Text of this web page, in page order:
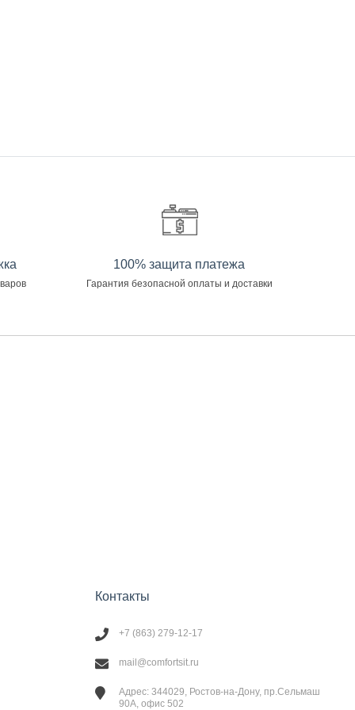
100% защита платежа
Гарантия безопасной оплаты и доставки
Контакты
+7 (863) 279-12-17
mail@comfortsit.ru
Адрес: 344029, Ростов-на-Дону, пр.Сельмаш
90А, офис 502